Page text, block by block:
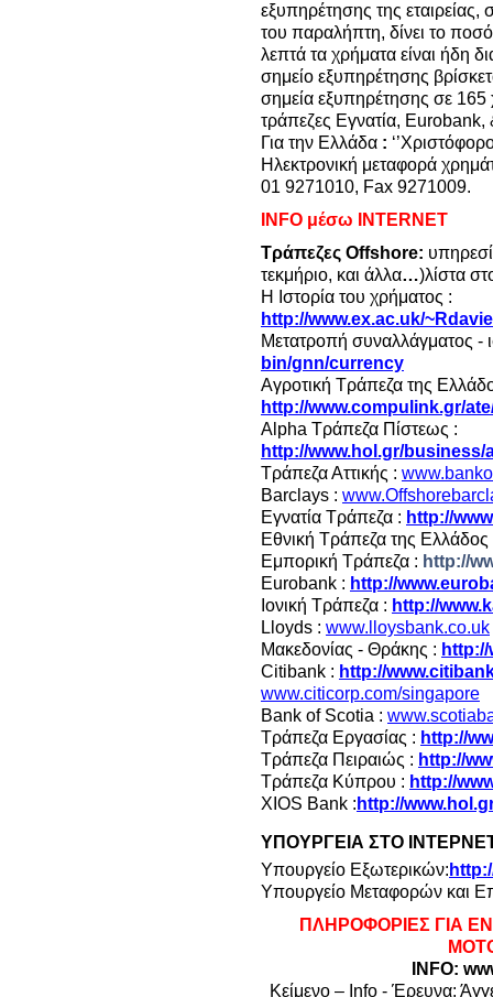
εξυπηρέτησης της εταιρείας,
του παραλήπτη, δίνει το
λεπτά τα χρήματα είναι ήδη
σημείο εξυπηρέτησης
σημεία εξυπηρέτησης σε 165
τράπεζες Εγνατία, Eurobank,
Για την Ελλάδα :
Ηλεκτρονική μεταφορά
01 9271010, Fax 9271009.
INFO μέσω INTERNET
Τράπεζες Offshore:
τεκμήριο, και άλλα…)λίστα
Η Ιστορία του χρήματος :
http://www.ex.ac.uk/
Μετατροπή συναλλάγματος -
bin/gnn/currency
Αγροτική Τράπεζα της
http://www.compulink.gr/
Alpha Τράπεζα Πίστεως :
http://www.hol.gr/business/
Τράπεζα Αττικής :
Barclays :
Εγνατία Τράπεζα : http://
Εθνική Τράπεζα της
Εμπορική Τράπεζα : http://
Eurobank : http://
Ιονική Τράπεζα : http://
Lloyds : www.lloysbank.co.uk
Μακεδονίας - Θράκης :
Citibank : http://
www.citicorp.com/singapore
Bank of Scotia :
Τράπεζα Εργασίας : http://
Τράπεζα Πειραιώς : http://
Τράπεζα Κύπρου : http://
XIOS Bank : http://
ΥΠΟΥΡΓΕΙΑ ΣΤΟ
Υπουργείο Εξωτερικών:
Υπουργείο Μεταφορών και
ΠΛΗΡΟΦΟΡΙΕΣ ΓΙΑ
INFO:
Κείμενο – Info - Έρευνα: